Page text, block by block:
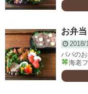
お弁
2018/
パパの
海老